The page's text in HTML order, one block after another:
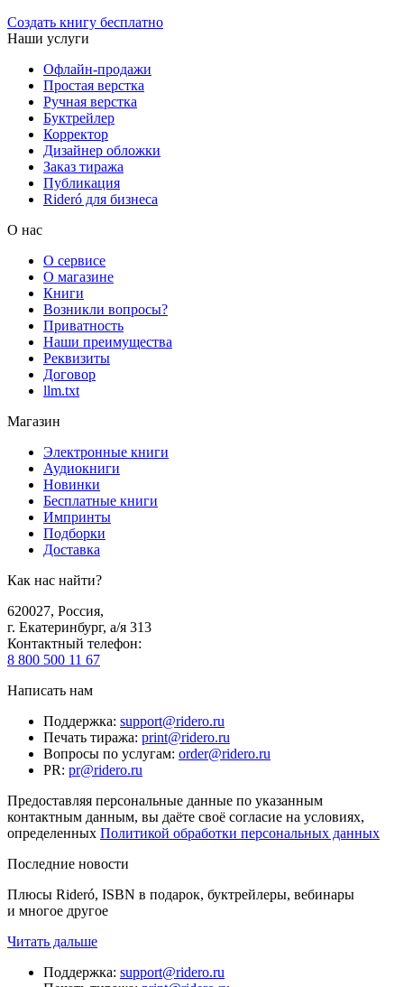
Создать книгу бесплатно
Наши услуги
Офлайн-продажи
Простая верстка
Ручная верстка
Буктрейлер
Корректор
Дизайнер обложки
Заказ тиража
Публикация
Rideró для бизнеса
О нас
О сервисе
О магазине
Книги
Возникли вопросы?
Приватность
Наши преимущества
Реквизиты
Договор
llm.txt
Магазин
Электронные книги
Аудиокниги
Новинки
Бесплатные книги
Импринты
Подборки
Доставка
Как нас найти?
620027, Россия,
г. Екатеринбург, а/я 313
Контактный телефон:
8 800 500 11 67
Написать нам
Поддержка: support@ridero.ru
Печать тиража: print@ridero.ru
Вопросы по услугам: order@ridero.ru
PR: pr@ridero.ru
Предоставляя персональные данные по указанным
контактным данным, вы даёте своё согласие на условиях,
определенных Политикой обработки персональных данных
Последние новости
Плюсы Rideró, ISBN в подарок, буктрейлеры, вебинары
и многое другое
Читать дальше
Поддержка: support@ridero.ru